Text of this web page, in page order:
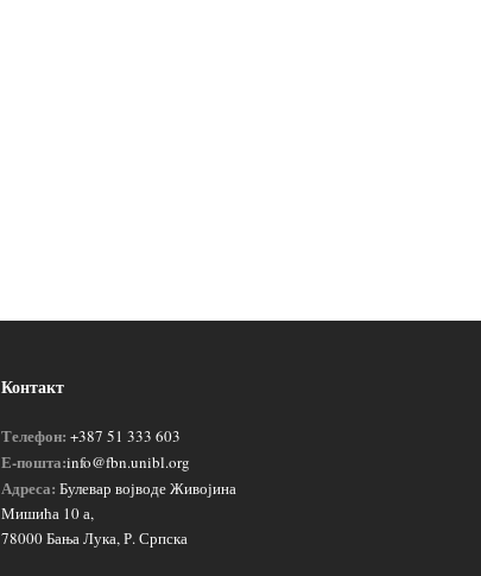
Контакт
Телефон: +387 51 333 603
Е-пошта:info@fbn.unibl.org
Адреса: Булевар војводе Живојина
Мишића 10 а,
78000 Бања Лука, Р. Српска